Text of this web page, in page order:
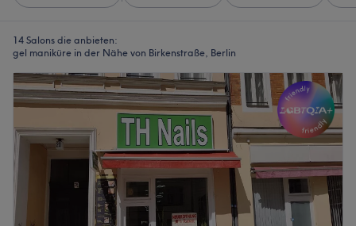
14 Salons die anbieten:
gel maniküre in der Nähe von Birkenstraße, Berlin